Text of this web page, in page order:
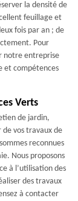
la densité de
feuillage et
fois par an ; de
Pour
notre entreprise
et compétences
Verts
de jardin,
de vos travaux de
reconnues
Nous proposons
à l’utilisation des
des travaux
à contacter